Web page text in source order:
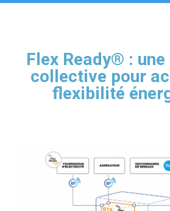
Flex Ready® :
collective pour
flexibilité